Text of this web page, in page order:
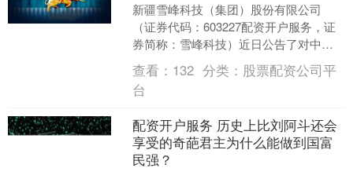
新疆雪峰科技（集团）股份有限公司
（证券代码：603227配资开户服务，证
券简称：雪峰科技）近日公告了对中证
中小投资者服务中心《股东质询函》的
回复。 投资者服务中....
查看： 132 分类： 股票配资公司平
台
配资开户服务 历史上比刘阿斗还会
享受的奇葩君主为什么能做到国富
民强？